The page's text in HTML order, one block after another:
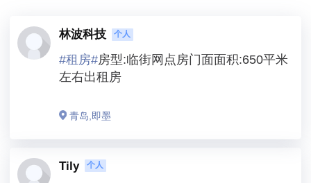
林波科技 个人
#租房#房型:临街网点房门面面积:650平米
左右出租房
青岛,即墨
Tily 个人